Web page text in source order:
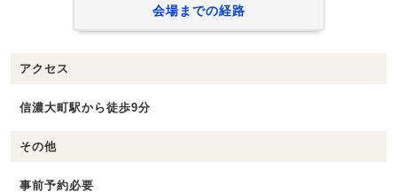
会場までの経路
アクセス
信濃大町駅から徒歩9分
その他
事前予約必要